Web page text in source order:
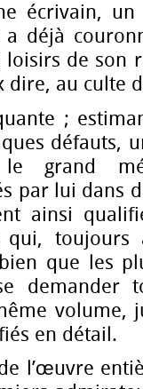
écrivain,
a déjà
loisirs de son
au culte
;
défauts,
grand
par lui dans
ainsi
toujours
que les
volume,
en détail.
l’œuvre